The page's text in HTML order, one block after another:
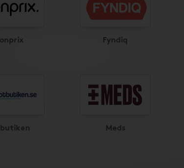
Fyndiq
Meds